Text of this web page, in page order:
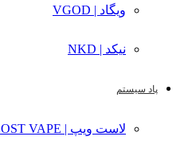
ویگاد | VGOD
نیکد | NKD
پاد سیستم
لاست ویپ | LOST VAPE